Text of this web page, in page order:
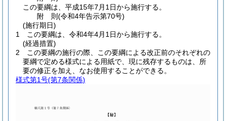
この要綱は、平成15年7月1日から施行する。
附 則(令和4年告示第70号)
(施行期日)
1
この要綱は、令和4年4月1日から施行する。
(経過措置)
2
この要綱の施行の際、この要綱による改正前のそれぞれの
要綱で定める様式による用紙で、現に残存するものは、所
要の修正を加え、なお使用することができる。
様式第1号(第7条関係)